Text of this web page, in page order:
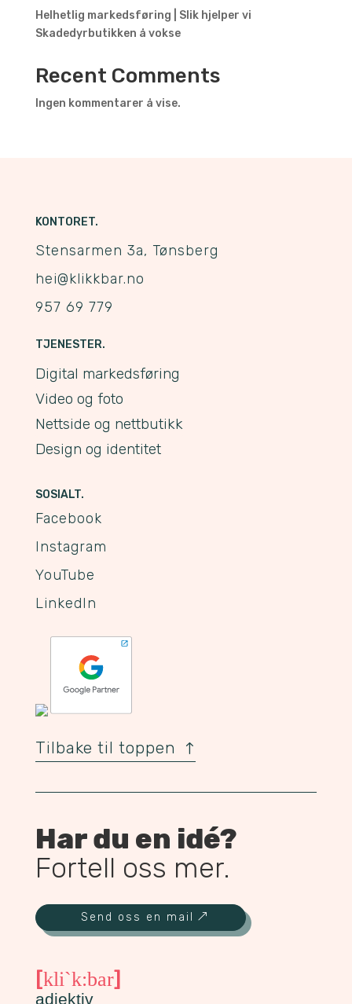
Helhetlig markedsføring | Slik hjelper vi
Skadedyrbutikken å vokse
Recent Comments
Ingen kommentarer å vise.
KONTORET.
Stensarmen 3a, Tønsberg
hei@klikkbar.no
957 69 779
TJENESTER.
Digital markedsføring
Video og foto
Nettside og nettbutikk
Design og identitet
SOSIALT.
Facebook
Instagram
YouTube
LinkedIn
Tilbake til toppen
Har du en idé?
Fortell oss mer.
Send oss en mail
[kli`k:bar]
adjektiv